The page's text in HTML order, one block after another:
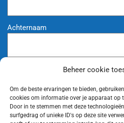
Beheer cookie
Om de beste ervaringen te bieden,
cookies om informatie over je apparaat op
Door in te stemmen met deze
surfgedrag of unieke ID's op deze site
Achternaam